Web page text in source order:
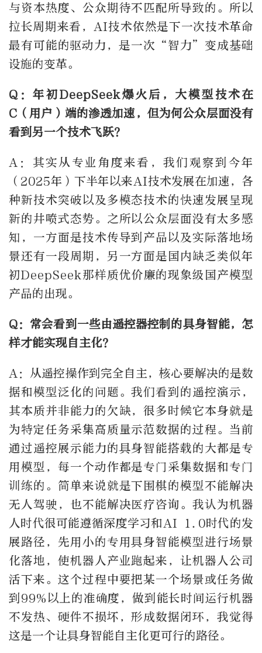
与资本热度、公众期待不匹配所导致的。所以
拉长周期来看，AI技术依然是下一次技术革命
最有可能的驱动力，是一次“智力”变成基础
设施的变革。
Q：年初DeepSeek爆火后，大模型技术在
C（用户）端的渗透加速，但为何公众层面没有
看到另一个技术飞跃？
A：其实从专业角度来看，我们观察到今年
（2025年）下半年以来AI技术发展在加速，各
种新技术突破以及多模态技术的快速发展呈现
新的井喷式态势。之所以公众层面没有太多感
知，一方面是技术传导到产品以及实际落地场
景还有一段周期，另一方面是国内缺乏类似年
初DeepSeek那样质优价廉的现象级国产模型
产品的出现。
Q：常会看到一些由遥控器控制的具身智能，怎
样才能实现自主化？
A：从遥控操作到完全自主，核心要解决的是数
据和模型泛化的问题。我们看到的遥控演示，
其本质并非能力的欠缺，很多时候它本身就是
为特定任务采集高质量示范数据的过程。当前
通过遥控展示能力的具身智能搭载的大都是专
用模型，每一个动作都是专门采集数据和专门
训练的。简单来说就是下围棋的模型不能解决
无人驾驶，也不能解决医疗咨询。我认为机器
人时代很可能遵循深度学习和AI 1.0时代的发
展路径，先用小的专用具身智能模型进行场景
化落地，使机器人产业跑起来，让机器人公司
活下来。这个过程中要把某一个场景或任务做
到99%以上的准确度，做到能长时间运行机器
不发热、硬件不损坏，形成数据闭环，我觉得
这是一个让具身智能自主化更可行的路径。